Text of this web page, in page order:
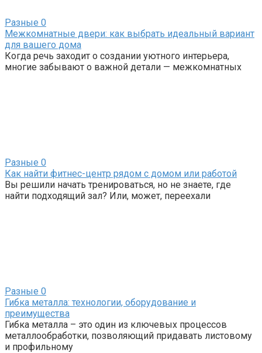
Разные 0
Межкомнатные двери: как выбрать идеальный вариант
для вашего дома
Когда речь заходит о создании уютного интерьера,
многие забывают о важной детали — межкомнатных
Разные 0
Как найти фитнес-центр рядом с домом или работой
Вы решили начать тренироваться, но не знаете, где
найти подходящий зал? Или, может, переехали
Разные 0
Гибка металла: технологии, оборудование и
преимущества
Гибка металла – это один из ключевых процессов
металлообработки, позволяющий придавать листовому
и профильному